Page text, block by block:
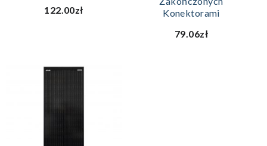
122.00zł
Konektorami
79.06zł